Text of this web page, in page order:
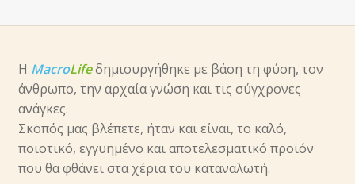
Αρώματα
Νύχια
Η MacroLifeδημιουργήθηκε με βάση τη φύση, τον
άνθρωπο, την αρχαία γνώση και τις σύγχρονες
ανάγκες.
Σκοπός μας βλέπετε, ήταν και είναι, το καλό,
ποιοτικό, εγγυημένο και αποτελεσματικό προϊόν
που θα φθάνει στα χέρια του καταναλωτή.